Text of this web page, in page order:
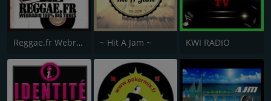
Reggae.fr Webradio ~ Hit A Jam ~ KWI RADIO